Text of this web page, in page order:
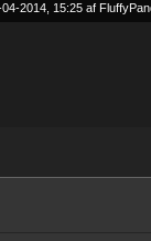
2014, 15:25 af